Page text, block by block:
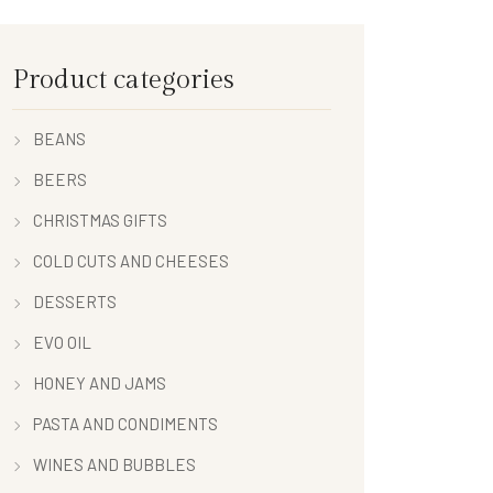
Product categories
BEANS
BEERS
CHRISTMAS GIFTS
COLD CUTS AND CHEESES
DESSERTS
EVO OIL
HONEY AND JAMS
PASTA AND CONDIMENTS
WINES AND BUBBLES